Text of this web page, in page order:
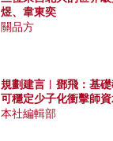
煜、韋東奕
關品方
規劃建言︱鄧飛：基
可穩定少子化衝擊師
本社編輯部